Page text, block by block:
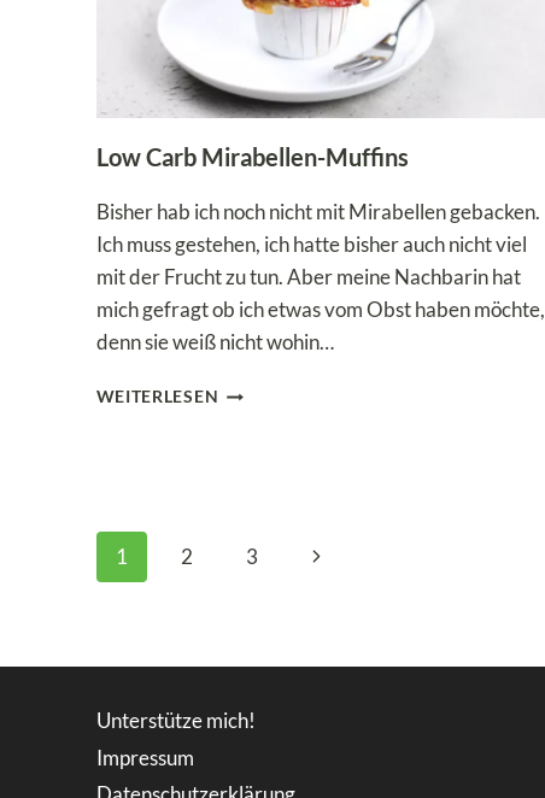
Low Carb Mirabellen-Muffins
Bisher hab ich noch nicht mit Mirabellen gebacken.
Ich muss gestehen, ich hatte bisher auch nicht viel
mit der Frucht zu tun. Aber meine Nachbarin hat
mich gefragt ob ich etwas vom Obst haben möchte,
denn sie weiß nicht wohin…
WEITERLESEN LOW
Seitennavigation
1 2 3
Nächste
Unterstütze mich!
Impressum